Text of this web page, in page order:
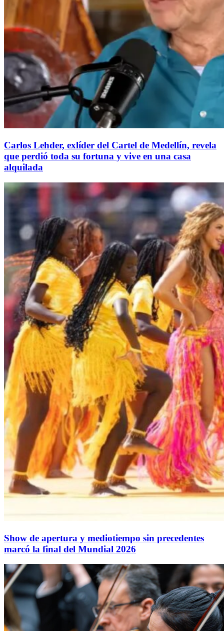
Carlos Lehder, exlíder del Cartel de Medellín, revela
que perdió toda su fortuna y vive en una casa
alquilada
Show de apertura y mediotiempo sin precedentes
marcó la final del Mundial 2026